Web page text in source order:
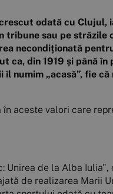
odată cu Clujul,
sau pe străzile
necondiționată
ca, din 1919 și până în
„acasă”, fie că
aceste valori care
de la Alba Iulia",
de realizarea Marii